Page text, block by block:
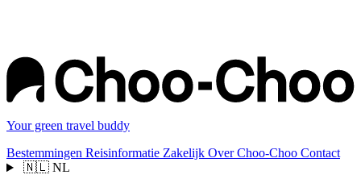
Your green travel buddy
Bestemmingen Reisinformatie Zakelijk Over Choo-Choo Contact
🇳🇱 NL